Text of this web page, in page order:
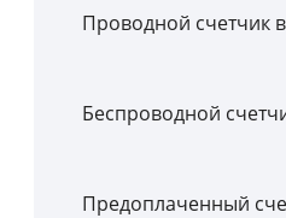
Проводной счетчик
Беспроводной
Предоплаченный